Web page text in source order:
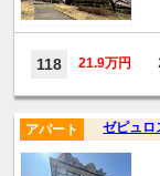
118 21.9万円
ゼピュロ
アパート